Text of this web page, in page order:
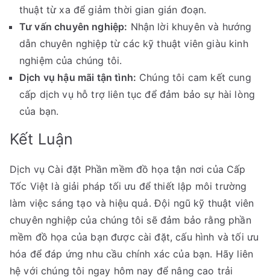
thuật từ xa để giảm thời gian gián đoạn.
Tư vấn chuyên nghiệp: Nhận lời khuyên và hướng
dẫn chuyên nghiệp từ các kỹ thuật viên giàu kinh
nghiệm của chúng tôi.
Dịch vụ hậu mãi tận tình: Chúng tôi cam kết cung
cấp dịch vụ hỗ trợ liên tục để đảm bảo sự hài lòng
của bạn.
Kết Luận
Dịch vụ Cài đặt Phần mềm đồ họa tận nơi của Cấp
Tốc Việt là giải pháp tối ưu để thiết lập môi trường
làm việc sáng tạo và hiệu quả. Đội ngũ kỹ thuật viên
chuyên nghiệp của chúng tôi sẽ đảm bảo rằng phần
mềm đồ họa của bạn được cài đặt, cấu hình và tối ưu
hóa để đáp ứng nhu cầu chính xác của bạn. Hãy liên
hệ với chúng tôi ngay hôm nay để nâng cao trải